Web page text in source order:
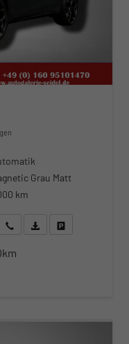
Grau Matt
km
anfragen
Wir rufen Sie anFahrzeugexposé (PDF)